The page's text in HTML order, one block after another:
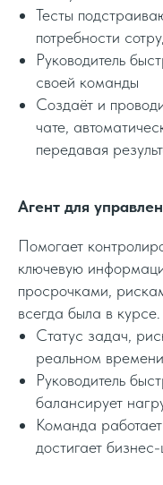
Тесты
потребности
Руководитель
своей команды
Создаёт и
чате,
передавая
Агент для
Помогает
ключевую
просрочками,
всегда была в курсе.
Статус задач,
реальном времени
Руководитель
балансирует
Команда
достигает